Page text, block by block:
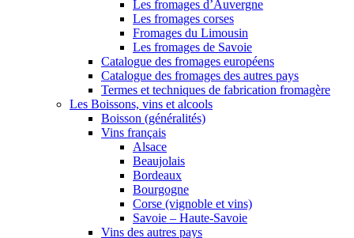
Les fromages d’Auvergne
Les fromages corses
Fromages du Limousin
Les fromages de Savoie
Catalogue des fromages européens
Catalogue des fromages des autres pays
Termes et techniques de fabrication fromagère
Les Boissons, vins et alcools
Boisson (généralités)
Vins français
Alsace
Beaujolais
Bordeaux
Bourgogne
Corse (vignoble et vins)
Savoie – Haute-Savoie
Vins des autres pays